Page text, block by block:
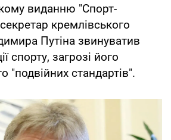
виданню "Спорт-
кремлівського
Путіна звинуватив
спорту, загрозі його
"подвійних стандартів".